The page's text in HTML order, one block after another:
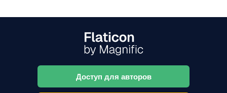
Доступ для авторов